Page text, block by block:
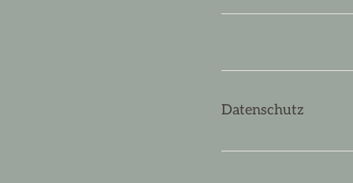
Datenschutz